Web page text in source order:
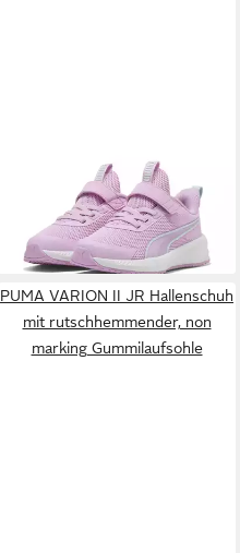
PUMA VARION II JR Hallenschuh
mit rutschhemmender, non
marking Gummilaufsohle